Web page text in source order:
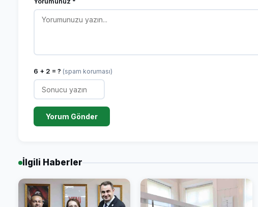
6 + 2 = ? (spam koruması)
Yorum Gönder
İlgili Haberler